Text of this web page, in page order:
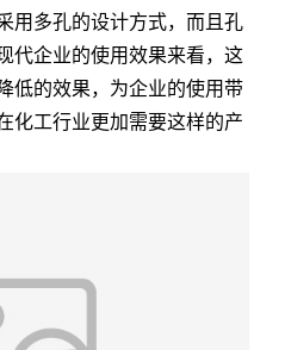
用多孔的设计方式，而且孔
代企业的使用效果来看，这
低的效果，为企业的使用带
化工行业更加需要这样的产